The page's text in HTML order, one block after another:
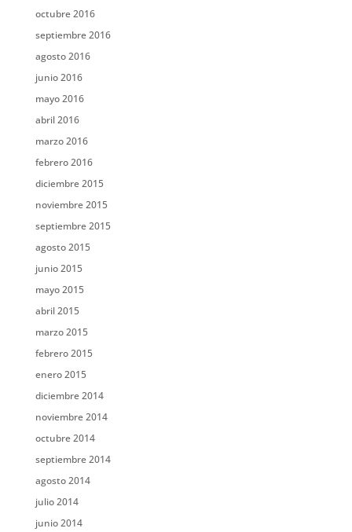
octubre 2016
septiembre 2016
agosto 2016
junio 2016
mayo 2016
abril 2016
marzo 2016
febrero 2016
diciembre 2015
noviembre 2015
septiembre 2015
agosto 2015
junio 2015
mayo 2015
abril 2015
marzo 2015
febrero 2015
enero 2015
diciembre 2014
noviembre 2014
octubre 2014
septiembre 2014
agosto 2014
julio 2014
junio 2014